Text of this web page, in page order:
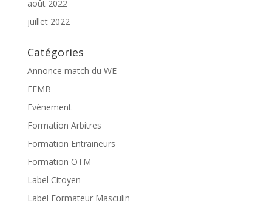
août 2022
juillet 2022
Catégories
Annonce match du WE
EFMB
Evènement
Formation Arbitres
Formation Entraineurs
Formation OTM
Label Citoyen
Label Formateur Masculin